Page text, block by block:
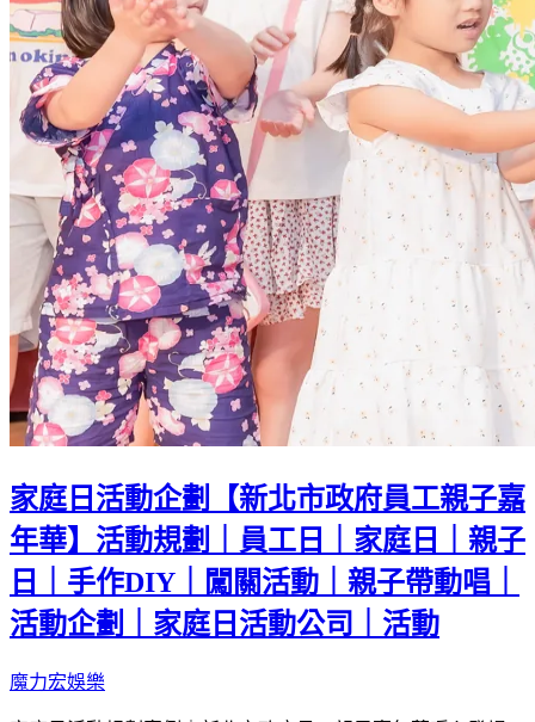
家庭日活動企劃【新北市政府員工親子嘉
年華】活動規劃｜員工日｜家庭日｜親子
日｜手作DIY｜闖關活動｜親子帶動唱｜
活動企劃｜家庭日活動公司｜活動
魔力宏娛樂